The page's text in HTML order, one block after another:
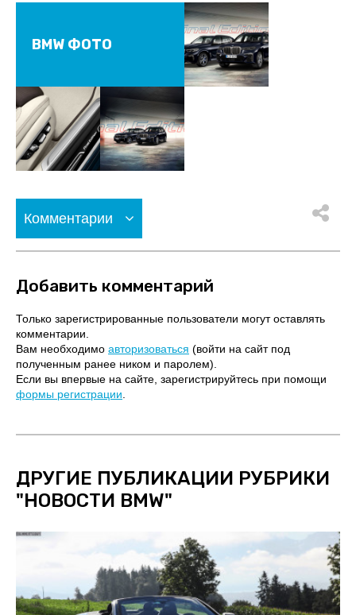
BMW ФОТО
Комментарии
Добавить комментарий
Только зарегистрированные пользователи могут оставлять
комментарии.
Вам необходимо авторизоваться (войти на сайт под
полученным ранее ником и паролем).
Если вы впервые на сайте, зарегистрируйтесь при помощи
формы регистрации
ДРУГИЕ ПУБЛИКАЦИИ РУБРИКИ
"НОВОСТИ BMW"